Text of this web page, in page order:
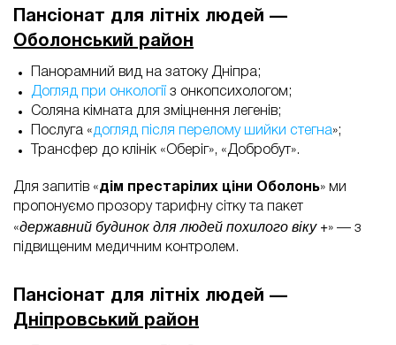
Пансіонат для літніх людей —
Оболонський район
Панорамний вид на затоку Дніпра;
Догляд при онкології
з онкопсихологом;
Соляна кімната для зміцнення легенів;
Послуга «догляд після перелому шийки стегна»;
Трансфер до клінік «Оберіг», «Добробут».
Для запитів «дім престарілих ціни Оболонь» ми
пропонуємо прозору тарифну сітку та пакет
«державний будинок для людей похилого віку +» — з
підвищеним медичним контролем.
Пансіонат для літніх людей —
Дніпровський район